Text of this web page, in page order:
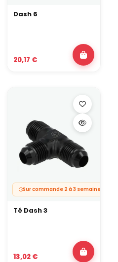
Dash 6
20,17 €
Sur commande 2 à 3 semaines
Té Dash 3
13,02 €